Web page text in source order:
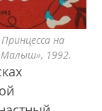
на
1992.